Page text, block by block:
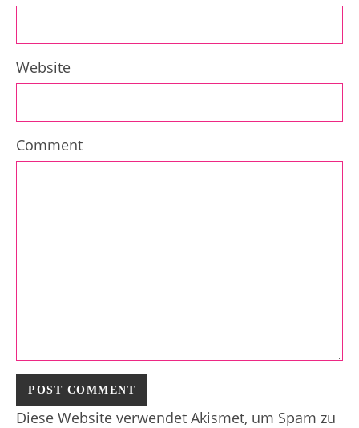
Website
Comment
Diese Website verwendet Akismet, um Spam zu